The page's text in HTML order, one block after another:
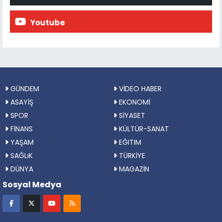
Youtube
GÜNDEM
VİDEO HABER
ASAYİŞ
EKONOMİ
SPOR
SİYASET
FİNANS
KÜLTÜR-SANAT
YAŞAM
EĞITIM
SAĞLıK
TÜRKİYE
DÜNYA
MAGAZİN
Sosyal Medya